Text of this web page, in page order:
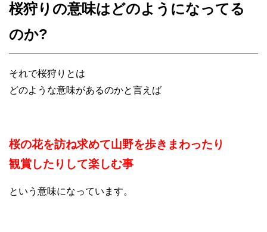
桜狩りの意味はどのようになってる
のか?
それで桜狩りとは
どのような意味があるのかと言えば
桜の花を訪ね求めて山野を歩きまわったり
観賞したりして楽しむ事
という意味になっています。